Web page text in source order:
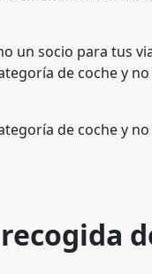
un socio para tus
de coche y
de coche y